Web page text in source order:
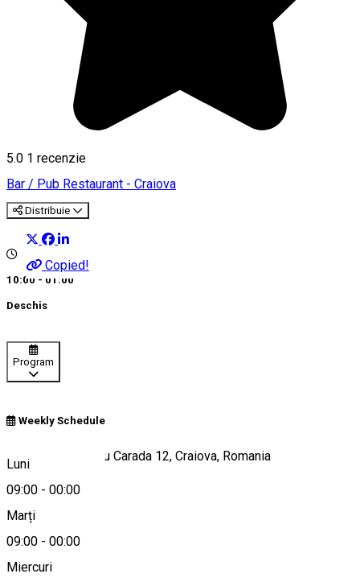
5.0 1 recenzie
Bar / Pub Restaurant - Craiova
Distribuie
Copied!
10:00 - 01:00
Deschis
Program
Weekly Schedule
Luni
09:00 - 00:00
Marți
09:00 - 00:00
Miercuri
Nr., Strada Eugeniu Carada 12, Craiova, Romania
Hartă